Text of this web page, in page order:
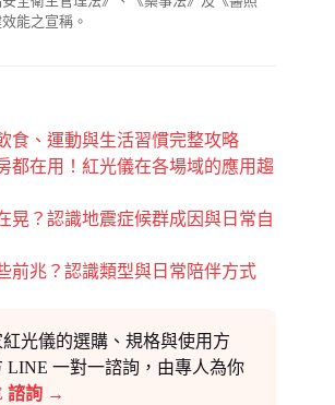
能之宣稱。
食、運動與生活習慣完整攻略
都在用！紅光儀在各場域的應用趨
晃？認識地震症候群成因與日常自
前兆？認識類型與日常陪伴方式
光儀的選購、規格與使用方
LINE 一對一諮詢，由專人為你
諮詢 →